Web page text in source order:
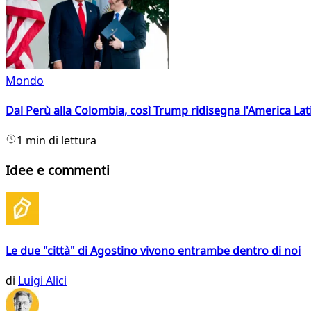
Mondo
Dal Perù alla Colombia, così Trump ridisegna l'America
1 min di lettura
Idee e commenti
Le due "città" di Agostino vivono entrambe dentro di noi
di Luigi Alici